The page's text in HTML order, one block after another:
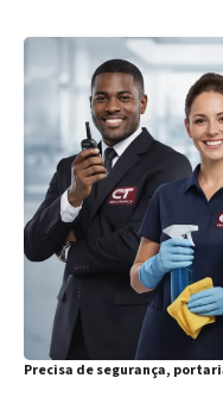
Precisa de segurança,